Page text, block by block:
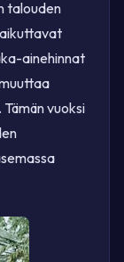
talouden
ainehinnat
vuoksi